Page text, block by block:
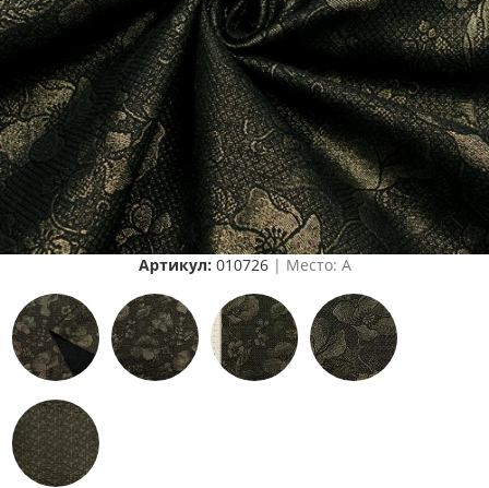
Артикул: 010726| Место: A